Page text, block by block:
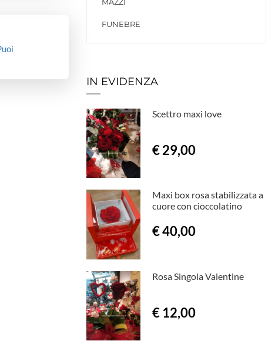
FUNEBRE
IN EVIDENZA
Scettro maxi love
€ 29,00
Maxi box rosa stabilizzata a
cuore con cioccolatino
€ 40,00
Rosa Singola Valentine
€ 12,00